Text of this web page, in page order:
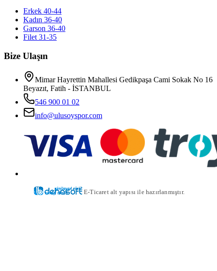
Erkek 40-44
Kadın 36-40
Garson 36-40
Filet 31-35
Bize Ulaşın
Mimar Hayrettin Mahallesi Gedikpaşa Cami Sokak No 16
Beyazıt, Fatih - İSTANBUL
546 900 01 02
info@ulusoyspor.com
E-Ticaret alt yapısı ile hazırlanmıştır.